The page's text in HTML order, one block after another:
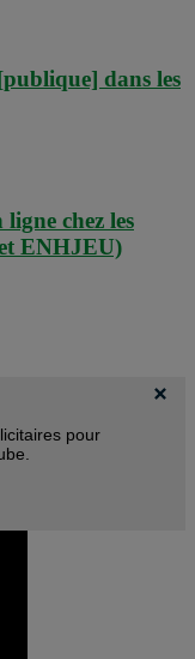
dans les
chez les
ENHJEU)
pour